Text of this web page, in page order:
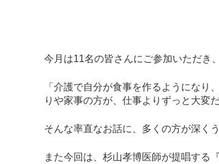
今月は11名の皆さんにご参加いただき
「介護で自分が食事を作るようにな
りや家事の方が、仕事よりずっと大変
そんな率直なお話に、多くの方が深く
また今回は、杉山孝博医師が提唱する